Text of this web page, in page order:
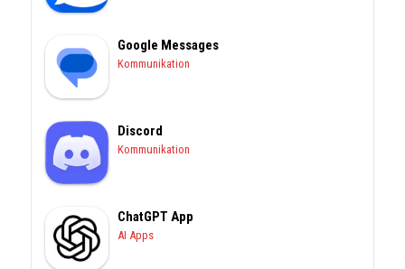
Google Messages
Kommunikation
Discord
Kommunikation
ChatGPT App
AI Apps